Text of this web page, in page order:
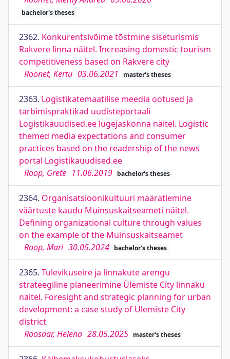
bachelor's theses
2362. Konkurentsivõime tõstmine siseturismis
Rakvere linna näitel. Increasing domestic tourism
competitiveness based on Rakvere city
Roonet, Kertu 03.06.2021 master's theses
2363. Logistikatemaatilise meedia ootused ja
tarbimispraktikad uudisteportaali
Logistikauudised.ee lugejaskonna näitel. Logistic
themed media expectations and consumer
practices based on the readership of the news
portal Logistikauudised.ee
Roop, Grete 11.06.2019 bachelor's theses
2364. Organisatsioonikultuuri määratlemine
väärtuste kaudu Muinsuskaitseameti näitel.
Defining organizational culture through values
on the example of the Muinsuskaitseamet
Roop, Mari 30.05.2024 bachelor's theses
2365. Tulevikuseire ja linnakute arengu
strateegiline planeerimine Ülemiste City linnaku
näitel. Foresight and strategic planning for urban
development: a case study of Ülemiste City
district
Roosaar, Helena 28.05.2025 master's theses